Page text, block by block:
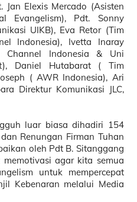
Jan Elexis Mercado (Asisten
Evangelism), Pdt. Sonny
UIKB), Eva Retor (Tim
Indonesia), Ivetta Inaray
Channel Indonesia & Uni
Daniel Hutabarat ( Tim
( AWR Indonesia), Ari
Direktur Komunikasi JLC,
luar biasa dihadiri 154
Renungan Firman Tuhan
oleh Pdt B. Sitanggang
agar kita semua
untuk mempercepat
Kebenaran melalui Media